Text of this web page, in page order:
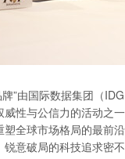
”由国际数据集团（
性与公信力的活动之
全球市场格局的最前
意破局的科技追求密不